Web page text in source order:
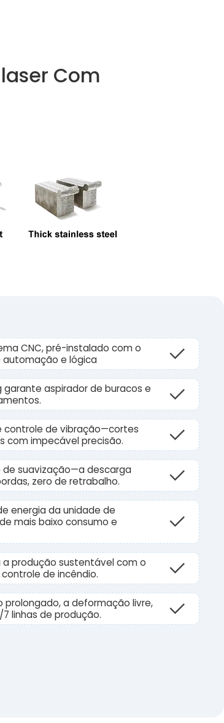
Com
CNC, pré-instalado com o
e lógica
garante aspirador de buracos e
controle de vibração—cortes
com impecável precisão.
de suavização—a descarga
zero de retrabalho.
energia da unidade de
mais baixo consumo e
a produção sustentável com o
de incêndio.
prolongado, a deformação livre,
linhas de produção.